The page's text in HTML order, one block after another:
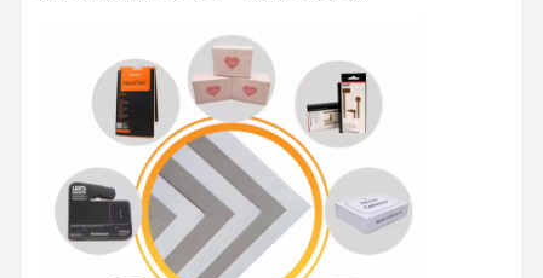
回数
CD≥5 TD≥8
≥ 74
ィング g/m2
トップコーティング 10-12 ミディアムコーテ
ィング 27-30 プライマーコーティング 9-11 合
計コーティング 50-55
個/m2≤60
グレー
B/A/AA/AAA